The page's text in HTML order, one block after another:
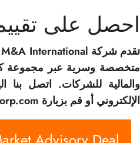
احصل على
متخصصة وسرية عبر مجموعة
والمالية للشركات. اتصل بنا
الإلكتروني أو قم بزيارة mergerscorp.com